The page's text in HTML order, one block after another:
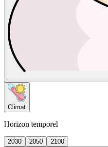
Climat
Horizon temporel
2030 2050
2100